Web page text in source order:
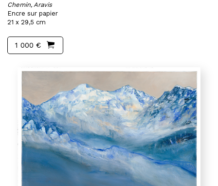
Chemin, Aravis
Encre sur papier
21 x 29,5 cm
1 000 €